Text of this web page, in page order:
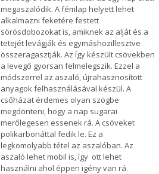
megaszalódik. A fémlap helyett lehet
alkalmazni feketére festett
sörösdobozokat is, amiknek az alját és a
tetejét levágják és egymáshozillesztve
összeragasztják. Az így készült csövekben
a levegő gyorsan felmelegszik. Ezzel a
módszerrel az aszaló, újrahasznosított
anyagok felhasználásával készül. A
csőházat érdemes olyan szögbe
megdönteni, hogy a nap sugarai
merőlegesen essenek rá. A csöveket
polikarbonáttal fedik le. Ez a
legkomolyabb tétel az aszalóban. Az
aszaló lehet mobil is, így ott lehet
használni ahol éppen igény van rá.